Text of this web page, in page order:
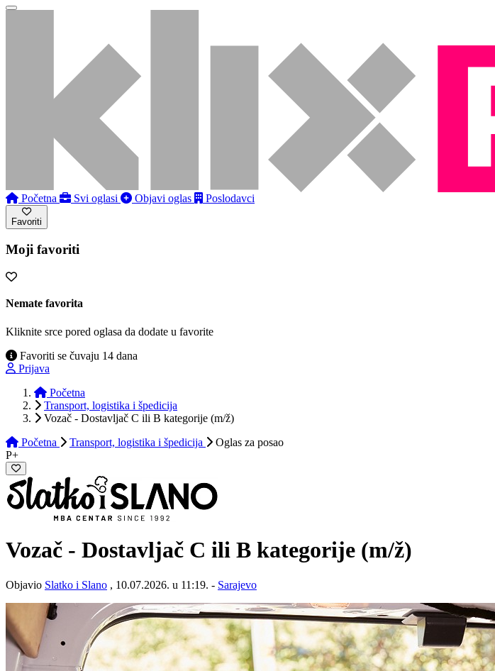
Početna Svi oglasi Objavi oglas Poslodavci
Favoriti
Moji favoriti
Nemate favorita
Kliknite srce pored oglasa da dodate u favorite
Favoriti se čuvaju 14 dana
Prijava
Početna
Transport, logistika i špedicija
Vozač - Dostavljač C ili B kategorije (m/ž)
Početna
Transport, logistika i špedicija Oglas za posao
P+
Vozač - Dostavljač C ili B kategorije (m/ž)
Objavio Slatko i Slano , 10.07.2026. u 11:19. - Sarajevo